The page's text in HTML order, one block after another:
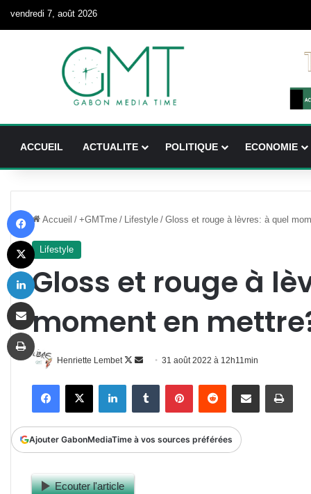
vendredi 7, août 2026
ACCUEIL ACTUALITE POLITIQUE ECONOMIE
Accueil / +GMTme / Lifestyle / Gloss et rouge à lèvres: à quel
Lifestyle
Gloss et rouge à
moment en
Henriette Lembet
Follow
Envoyer
courriel
31 août 2022 à 12h11min
FacebookX LinkedinTumblr PinterestReddit Partager par email
Ajouter GabonMediaTime à vos sources préférées
Ecouter l'article
X
Linkedin
Imprimer